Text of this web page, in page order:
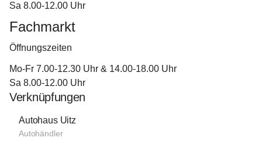
Sa 8.00-12.00 Uhr
Fachmarkt
Öffnungszeiten
Mo-Fr 7.00-12.30 Uhr & 14.00-18.00 Uhr
Sa 8.00-12.00 Uhr
Verknüpfungen
Autohaus Uitz
Autohändler